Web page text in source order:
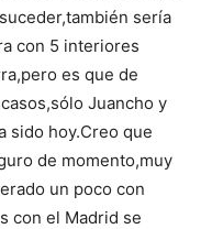
sería
con 5 interiores
es que de
Juancho y
sido hoy.Creo que
de momento,muy
un poco con
con el Madrid se